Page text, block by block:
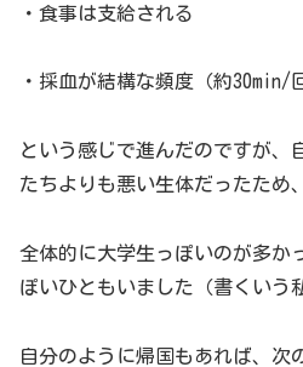
・食事は支給される
・採血が結構な頻度（約30min/
という感じで進んだのですが、
たちよりも悪い生体だったため
全体的に大学生っぽいのが多か
ぽいひともいました（書くいう
自分のように帰国もあれば、次